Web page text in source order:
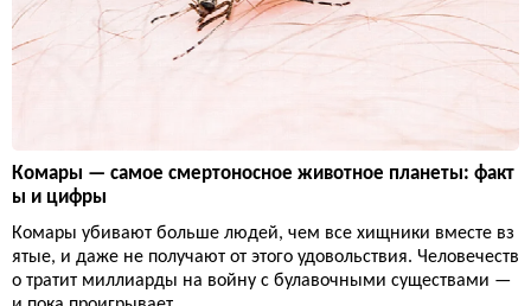
Комары — самое смертоносное животное планеты: факт
ы и цифры
Комары убивают больше людей, чем все хищники вместе вз
ятые, и даже не получают от этого удовольствия. Человечеств
о тратит миллиарды на войну с булавочными существами —